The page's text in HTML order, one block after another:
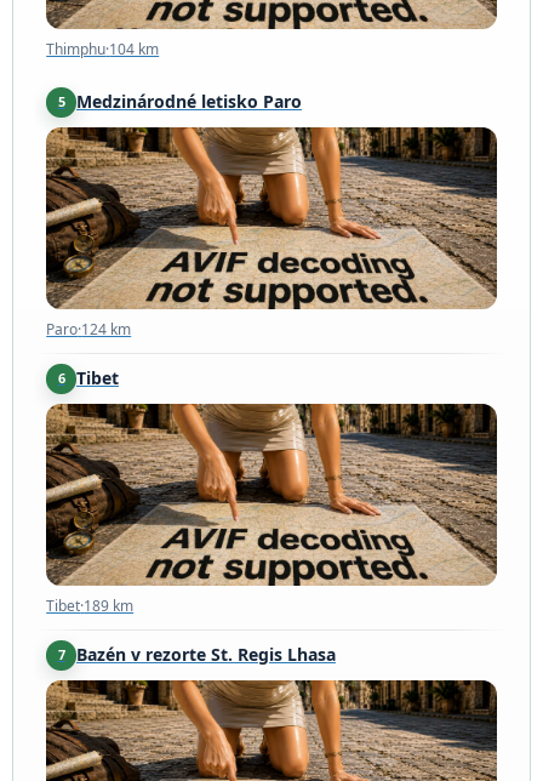
Thimphu·104 km
5 Medzinárodné letisko Paro
Paro·124 km
Paro·124 km
6 Tibet
Tibet·189 km
Tibet·189 km
7 Bazén v rezorte St. Regis Lhasa
La Sa Shi·190 km